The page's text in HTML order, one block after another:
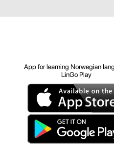
App for learning Norwegian
LinGo Play